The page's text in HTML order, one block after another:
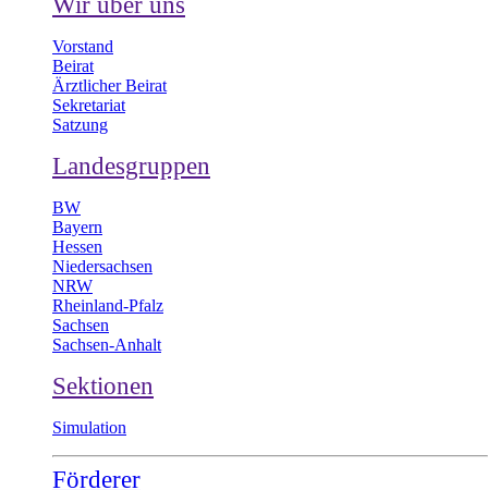
Vorstand
Beirat
Ärztlicher Beirat
Sekretariat
Satzung
Landesgruppen
BW
Bayern
Hessen
Niedersachsen
NRW
Rheinland-Pfalz
Sachsen
Sachsen-Anhalt
Sektionen
Simulation
Förderer